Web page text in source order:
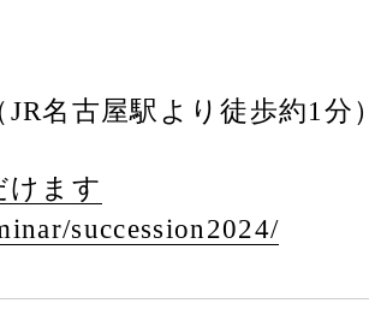
名古屋駅より徒歩約1分）
けます
succession2024/